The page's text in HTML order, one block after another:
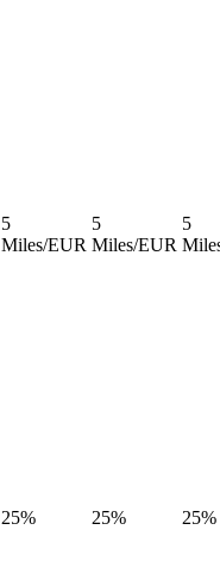
5
Miles/EUR
5
Miles/EUR
5
25% 25% 25%